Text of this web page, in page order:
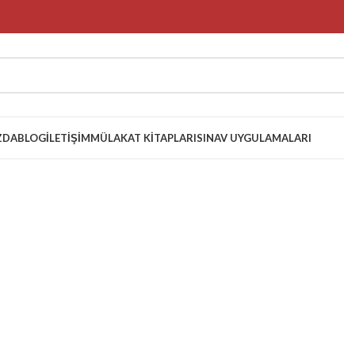
BLOGİLETIŞIMMÜLAKAT KITAPLARISINAV UYGULAMALARI